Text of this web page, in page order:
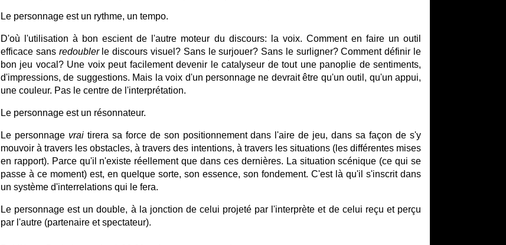
Le personnage est un rythme, un tempo.
D'où l'utilisation à bon escient de l'autre moteur du discours: la voix. Comment en faire un outil
efficace sans redoublerle discours visuel? Sans le surjouer? Sans le surligner? Comment définir le
bon jeu vocal? Une voix peut facilement devenir le catalyseur de tout une panoplie de sentiments,
d'impressions, de suggestions. Mais la voix d'un personnage ne devrait être qu'un outil, qu'un appui,
une couleur. Pas le centre de l'interprétation.
Le personnage est un résonnateur.
Le personnage vrai tirera sa force de son positionnement dans l'aire de jeu, dans sa façon de s'y
mouvoir à travers les obstacles, à travers des intentions, à travers les situations (les différentes mises
en rapport). Parce qu'il n'existe réellement que dans ces dernières. La situation scénique (ce qui se
passe à ce moment) est, en quelque sorte, son essence, son fondement. C'est là qu'il s'inscrit dans
un système d'interrelations qui le fera.
Le personnage est un double, à la jonction de celui projeté par l'interprète et de celui reçu et perçu
par l'autre (partenaire et spectateur).